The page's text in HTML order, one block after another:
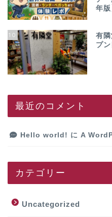
年版
10
有
プ
最近のコメント
Hello world! に A
カテゴリー
Uncategorized